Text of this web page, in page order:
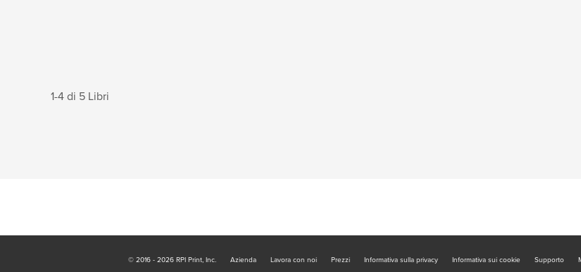
1-4 di 5 Libri
© 2016 - 2026 RPI Print, Inc. Azienda Lavora con noi Prezzi Informativa sulla privacy Informativa sui cookie Supporto